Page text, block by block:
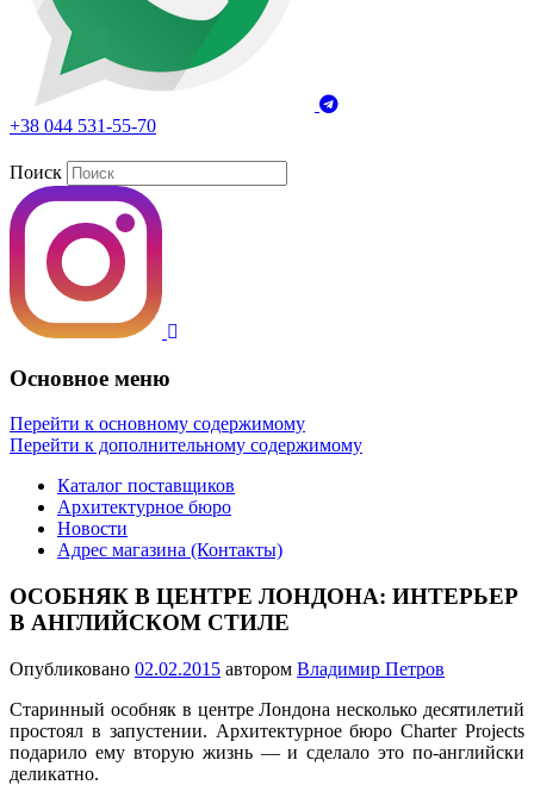
+38 044 531-55-70
Поиск
Основное меню
Перейти к основному содержимому
Перейти к дополнительному содержимому
Каталог поставщиков
Архитектурное бюро
Новости
Адрес магазина (Контакты)
ОСОБНЯК В ЦЕНТРЕ ЛОНДОНА: ИНТЕРЬЕР
В АНГЛИЙСКОМ СТИЛЕ
Опубликовано 02.02.2015 автором Владимир Петров
Старинный особняк в центре Лондона несколько десятилетий
простоял в запустении. Архитектурное бюро Charter Projects
подарило ему вторую жизнь — и сделало это по-английски
деликатно.